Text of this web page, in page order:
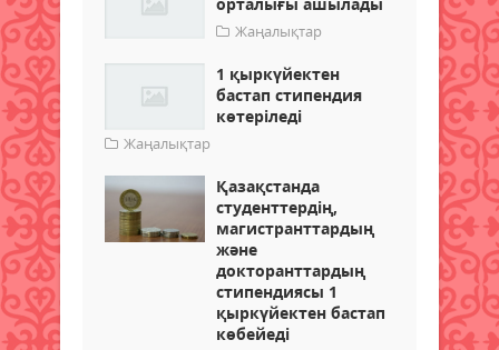
орталығы ашылады
Жаңалықтар
1 қыркүйектен
бастап стипендия
көтеріледі
Жаңалықтар
Қазақстанда
студенттердің,
магистранттардың
және
докторанттардың
стипендиясы 1
қыркүйектен бастап
көбейеді